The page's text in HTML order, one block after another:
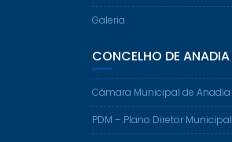
Galeria
CONCELHO DE ANADIA
Câmara Municipal de Anadia
PDM – Plano Diretor Municipal